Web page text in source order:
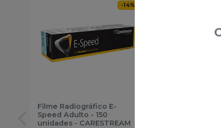
-14%
Filme Radiográfico E-
Speed Adulto - 150
unidades - CARESTREAM